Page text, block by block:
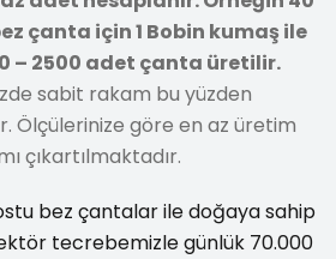
çanta için 1 Bobin kumaş ile
– 2500 adet çanta üretilir.
sabit rakam bu yüzden
Ölçülerinize göre en az üretim
çıkartılmaktadır.
bez çantalar ile doğaya sahip
tecrebemizle günlük 70.000